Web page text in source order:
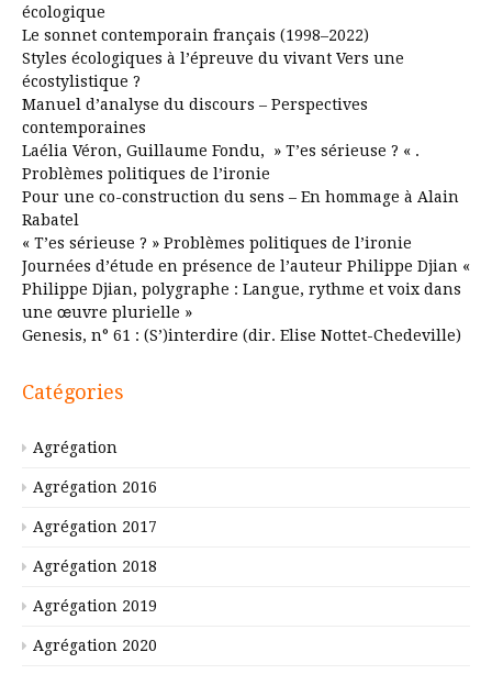
écologique
Le sonnet contemporain français (1998–2022)
Styles écologiques à l’épreuve du vivant Vers une
écostylistique ?
Manuel d’analyse du discours – Perspectives
contemporaines
Laélia Véron, Guillaume Fondu, » T’es sérieuse ? « .
Problèmes politiques de l’ironie
Pour une co-construction du sens – En hommage à Alain
Rabatel
« T’es sérieuse ? » Problèmes politiques de l’ironie
Journées d’étude en présence de l’auteur Philippe Djian «
Philippe Djian, polygraphe : Langue, rythme et voix dans
une œuvre plurielle »
Genesis, n° 61 : (S’)interdire (dir. Elise Nottet-Chedeville)
Catégories
Agrégation
Agrégation 2016
Agrégation 2017
Agrégation 2018
Agrégation 2019
Agrégation 2020